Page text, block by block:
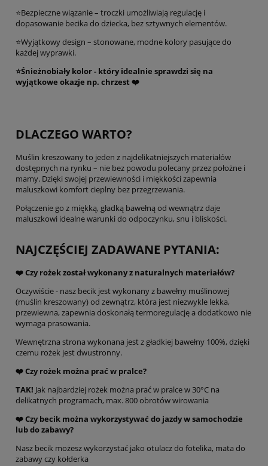
⭐Bezpieczne wiązanie – troczki umożliwiają regulację i
dopasowanie becika do dziecka, bez sztywnych elementów.
⭐Wyjątkowy design – stonowane, modne kolory pasujące do
każdej wyprawki.
⭐Śnieżnobiały kolor - który idealnie sprawdzi się na
wyjątkowe okazje np. chrzest ❤️
DLACZEGO WARTO?
Muślin kreszowany to jeden z najdelikatniejszych materiałów
dostępnych na rynku – nie bez powodu polecany przez położne i
mamy. Dzięki swojej przewiewności i miękkości zapewnia
maluszkowi komfort cieplny bez przegrzewania.
Połączenie go z miękką, gładką bawełną od wewnątrz daje
maluszkowi idealne warunki do odpoczynku, snu i bliskości.
NAJCZĘŚCIEJ ZADAWANE PYTANIA:
❤️ Czy rożek został wykonany z naturalnych materiałów?
Oczywiście - nasz becik jest wykonany z bawełny muślinowej
(muślin kreszowany) od zewnątrz, która jest niezwykle lekka,
przewiewna, zapewnia doskonałą termoregulację a dodatkowo nie
wymaga prasowania.
Wewnętrzna strona wykonana jest z gładkiej bawełny 100%, dzięki
czemu rożek jest dwustronny.
❤️ Czy rożek można prać w pralce?
TAK! Jak najbardziej rożek można prać w pralce w 30°C na
delikatnych programach, max. 800 obrotów wirowania
❤️ Czy becik można wykorzystywać do jazdy w samochodzie
lub do zabawy?
Nasz becik możesz wykorzystać jako otulacz do fotelika, mata do
zabawy czy kołderka